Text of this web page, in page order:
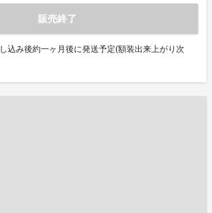
販売終了
込み後約一ヶ月後に発送予定(額装出来上がり次